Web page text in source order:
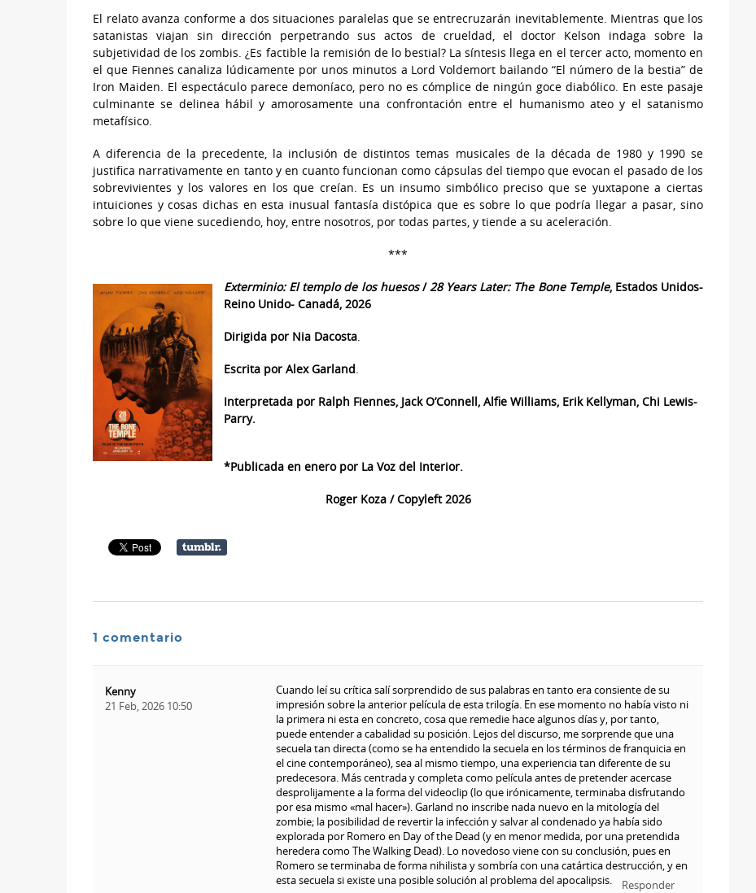
El relato avanza conforme a dos situaciones paralelas que se entrecruzarán inevitablemente. Mientras que los
satanistas viajan sin dirección perpetrando sus actos de crueldad, el doctor Kelson indaga sobre la
subjetividad de los zombis. ¿Es factible la remisión de lo bestial? La síntesis llega en el tercer acto, momento en
el que Fiennes canaliza lúdicamente por unos minutos a Lord Voldemort bailando “El número de la bestia” de
Iron Maiden. El espectáculo parece demoníaco, pero no es cómplice de ningún goce diabólico. En este pasaje
culminante se delinea hábil y amorosamente una confrontación entre el humanismo ateo y el satanismo
metafísico.
A diferencia de la precedente, la inclusión de distintos temas musicales de la década de 1980 y 1990 se
justifica narrativamente en tanto y en cuanto funcionan como cápsulas del tiempo que evocan el pasado de los
sobrevivientes y los valores en los que creían. Es un insumo simbólico preciso que se yuxtapone a ciertas
intuiciones y cosas dichas en esta inusual fantasía distópica que es sobre lo que podría llegar a pasar, sino
sobre lo que viene sucediendo, hoy, entre nosotros, por todas partes, y tiende a su aceleración.
***
Exterminio: El templo de los huesos/28 Years Later: The Bone Temple, Estados Unidos-
Reino Unido- Canadá, 2026
Dirigida por Nia Dacosta.
Escrita por Alex Garland.
Interpretada por Ralph Fiennes, Jack O’Connell, Alfie Williams, Erik Kellyman, Chi Lewis-
Parry.
*Publicada en enero por La Voz del Interior.
Roger Koza / Copyleft 2026
1 comentario
Kenny
21 Feb, 2026 10:50
Cuando leí su crítica salí sorprendido de sus palabras en tanto era consiente de su
impresión sobre la anterior película de esta trilogía. En ese momento no había visto ni
la primera ni esta en concreto, cosa que remedie hace algunos días y, por tanto,
puede entender a cabalidad su posición. Lejos del discurso, me sorprende que una
secuela tan directa (como se ha entendido la secuela en los términos de franquicia en
el cine contemporáneo), sea al mismo tiempo, una experiencia tan diferente de su
predecesora. Más centrada y completa como película antes de pretender acercase
desprolijamente a la forma del videoclip (lo que irónicamente, terminaba disfrutando
por esa mismo «mal hacer»). Garland no inscribe nada nuevo en la mitología del
zombie; la posibilidad de revertir la infección y salvar al condenado ya había sido
explorada por Romero en Day of the Dead (y en menor medida, por una pretendida
heredera como The Walking Dead). Lo novedoso viene con su conclusión, pues en
Romero se terminaba de forma nihilista y sombría con una catártica destrucción, y en
esta secuela si existe una posible solución al problema del apocalipsis.
Responder